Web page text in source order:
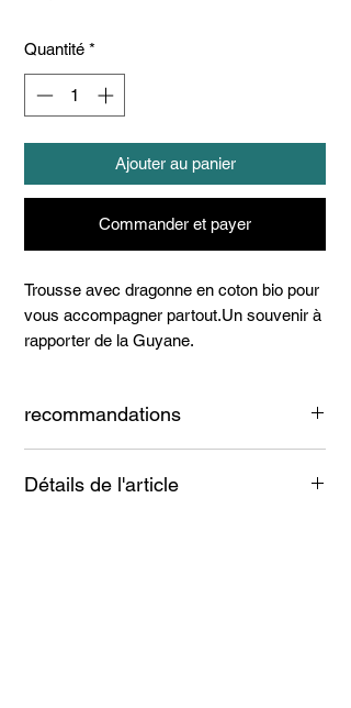
Quantité *
Ajouter au panier
Commander et payer
Trousse avec dragonne en coton bio pour
vous accompagner partout.Un souvenir à
rapporter de la Guyane.
recommandations
Détails de l'article